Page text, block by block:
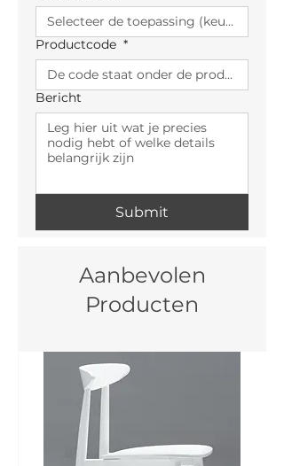
Productcode *
Bericht
Submit
Aanbevolen
Producten